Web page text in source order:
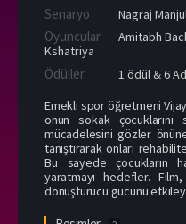
Senaryo Nagraj
Oyuncular Amitabh
Kshatriya
Ödüller
1 ödül & 6
Emekli spor öğretmeni
onun sokak
mücadelesini gözler
tanıştırarak onları
Bu sayede çocukların
yaratmayı hedefler.
dönüştürücü gücünü